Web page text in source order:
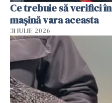
Ce trebuie să verifici
mașină vara aceasta
31 IULIE 2026